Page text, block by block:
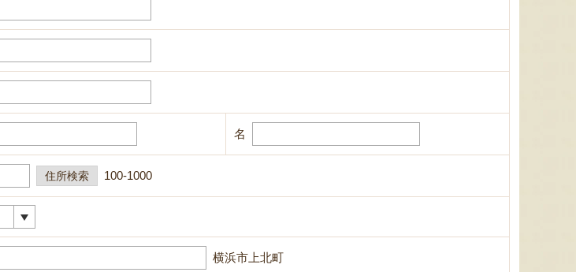
名
100-1000
横浜市上北町